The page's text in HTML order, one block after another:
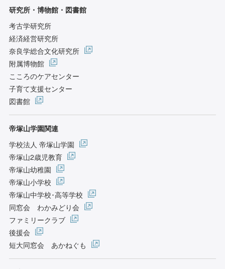
研究所・博物館・図書館
考古学研究所
経済経営研究所
奈良学総合文化研究所
附属博物館
こころのケアセンター
子育て支援センター
図書館
帝塚山学園関連
学校法人 帝塚山学園
帝塚山2歳児教育
帝塚山幼稚園
帝塚山小学校
帝塚山中学校･高等学校
同窓会 わかみどり会
ファミリークラブ
後援会
短大同窓会 あかねぐも